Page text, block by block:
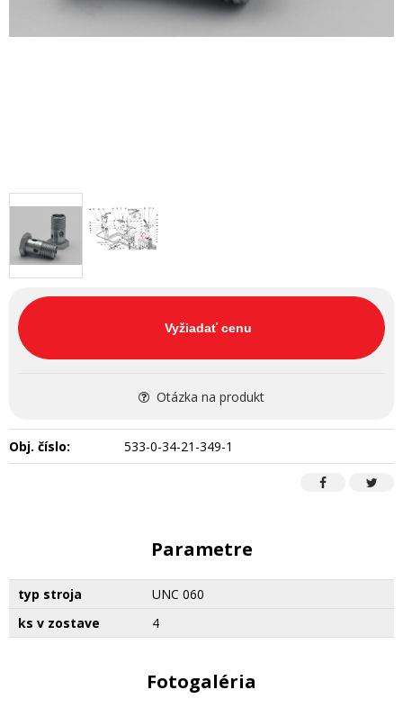
Vyžiadať cenu
Otázka na produkt
Obj. číslo: 533-0-34-21-349-1
Parametre
typ stroja
UNC 060
ks v zostave
4
Fotogaléria